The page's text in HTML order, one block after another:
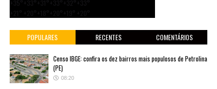
POPULARES RECENTES COMENTÁRIOS
Censo IBGE: confira os dez bairros mais populosos de Petrolina
(PE)
08:20